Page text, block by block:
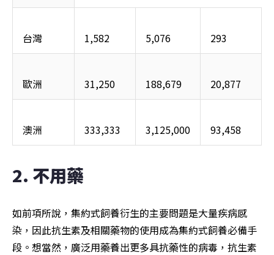
台灣 1,582 5,076 293
歐洲 31,250 188,679 20,877
澳洲 333,333 3,125,000 93,458
2. 不用藥
如前項所說，集約式飼養衍生的主要問題是大量疾病感
染，因此抗生素及相關藥物的使用成為集約式飼養必備手
段。想當然，廣泛用藥養出更多具抗藥性的病毒，抗生素